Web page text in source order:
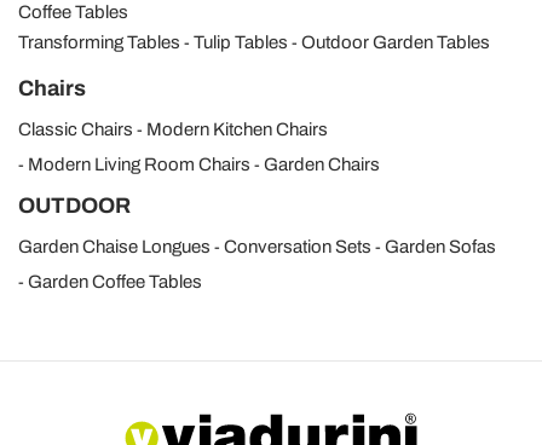
Coffee Tables
Transforming Tables
Tulip Tables Outdoor Garden Tables
Chairs
Classic Chairs
Modern Kitchen Chairs
Modern Living Room Chairs
Garden Chairs
OUTDOOR
Garden Chaise Longues Conversation Sets
Garden Sofas
Garden Coffee Tables